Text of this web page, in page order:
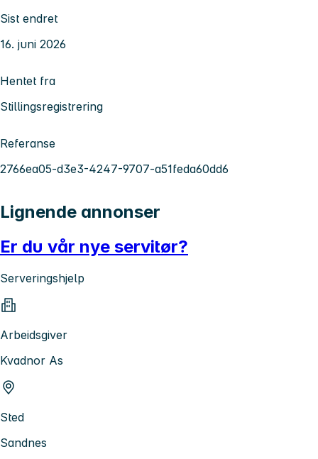
Sist endret
16. juni 2026
Hentet fra
Stillingsregistrering
Referanse
2766ea05-d3e3-4247-9707-a51feda60dd6
Lignende annonser
Er du vår nye servitør?
Serveringshjelp
Arbeidsgiver
Kvadnor As
Sted
Sandnes